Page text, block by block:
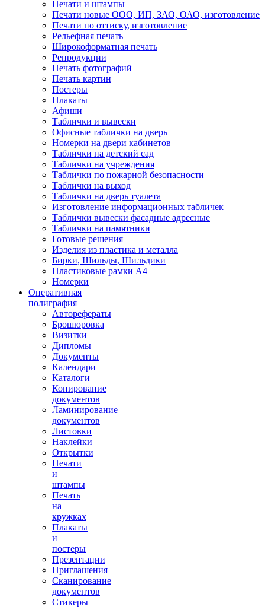
Печати и штампы
Печати новые ООО, ИП, ЗАО, ОАО, изготовление
Печати по оттиску, изготовление
Рельефная печать
Широкоформатная печать
Репродукции
Печать фотографий
Печать картин
Постеры
Плакаты
Афиши
Таблички и вывески
Офисные таблички на дверь
Номерки на двери кабинетов
Таблички на детский сад
Таблички на учреждения
Таблички по пожарной безопасности
Таблички на выход
Таблички на дверь туалета
Изготовление информационных табличек
Таблички вывески фасадные адресные
Таблички на памятники
Готовые решения
Изделия из пластика и металла
Бирки, Шильды, Шильдики
Пластиковые рамки А4
Номерки
Оперативная
полиграфия
Авторефераты
Брошюровка
Визитки
Дипломы
Документы
Календари
Каталоги
Копирование
документов
Ламинирование
документов
Листовки
Наклейки
Открытки
Печати
и
штампы
Печать
на
кружках
Плакаты
и
постеры
Презентации
Приглашения
Сканирование
документов
Стикеры